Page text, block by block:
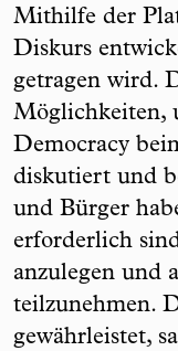
Mithilfe der
Diskurs
getragen wird.
Möglichkeiten,
Democracy
diskutiert und
und Bürger
erforderlich
anzulegen und
teilzunehmen.
gewährleistet,